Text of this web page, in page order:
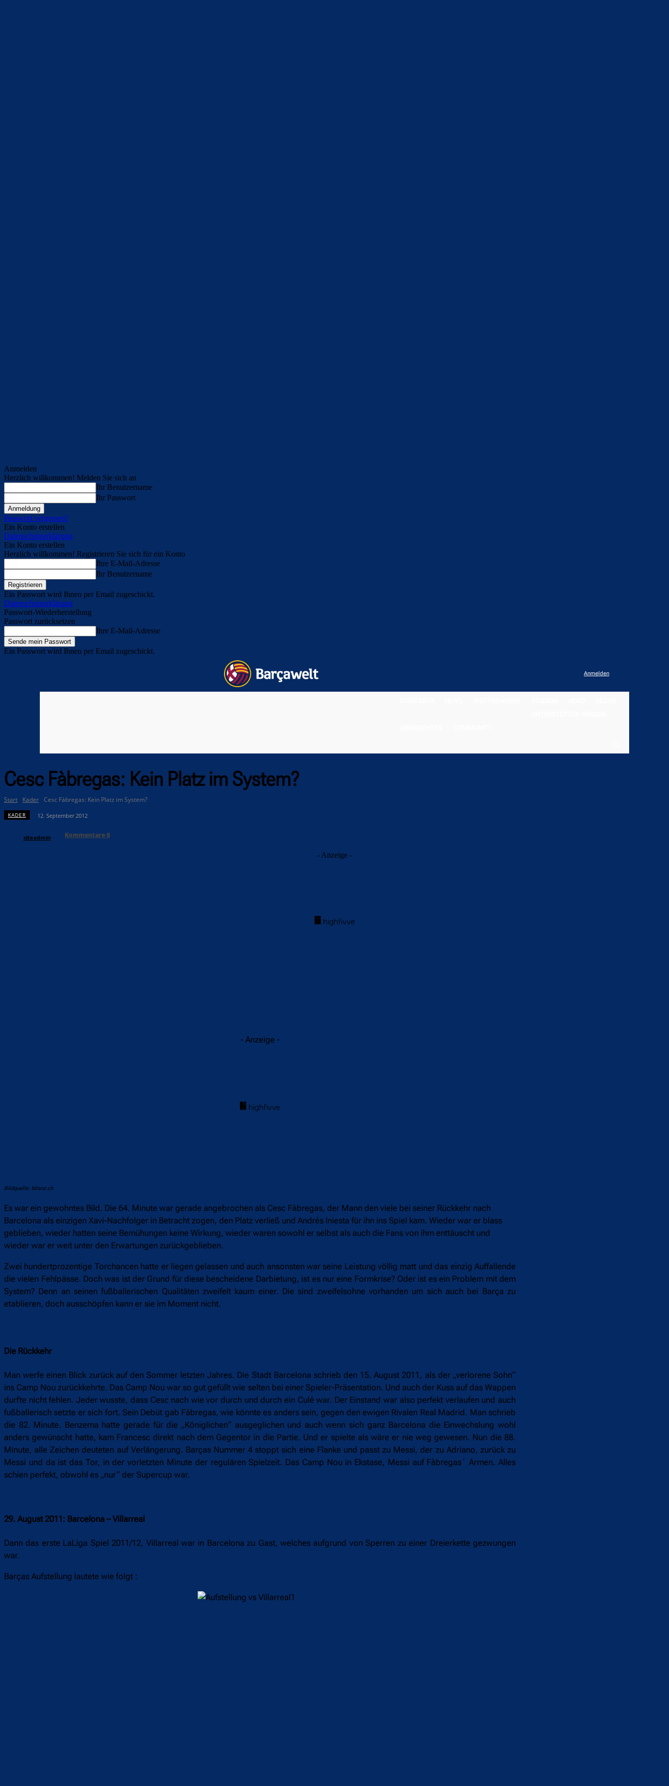
Anmelden
Herzlich willkommen! Melden Sie sich an
Ihr Benutzername
Ihr Passwort
Passwort vergessen?
Ein Konto erstellen
Datenschutzerklärung
Ein Konto erstellen
Herzlich willkommen! Registrieren Sie sich für ein Konto
Ihre E-Mail-Adresse
Ihr Benutzername
Ein Passwort wird Ihnen per Email zugeschickt.
Datenschutzerklärung
Passwort-Wiederherstellung
Passwort zurücksetzen
Ihre E-Mail-Adresse
Ein Passwort wird Ihnen per Email zugeschickt.
Anmelden
Cesc Fàbregas: Kein Platz im System?
Start Kader Cesc Fàbregas: Kein Platz im System?
KADER 12. September 2012
siteadmin Kommentare0
- Anzeige -
- Anzeige -
Bildquelle: bilanz.ch
Es war ein gewohntes Bild. Die 64. Minute war gerade angebrochen als Cesc Fàbregas, der Mann den viele bei seiner Rückkehr nach
Barcelona als einzigen Xavi-Nachfolger in Betracht zogen, den Platz verließ und Andrés Iniesta für ihn ins Spiel kam. Wieder war er blass
geblieben, wieder hatten seine Bemühungen keine Wirkung, wieder waren sowohl er selbst als auch die Fans von ihm enttäuscht und
wieder war er weit unter den Erwartungen zurückgeblieben.
Zwei hundertprozentige Torchancen hatte er liegen gelassen und auch ansonsten war seine Leistung völlig matt und das einzig Auffallende
die vielen Fehlpässe. Doch was ist der Grund für diese bescheidene Darbietung, ist es nur eine Formkrise? Oder ist es ein Problem mit dem
System? Denn an seinen fußballerischen Qualitäten zweifelt kaum einer. Die sind zweifelsohne vorhanden um sich auch bei Barça zu
etablieren, doch ausschöpfen kann er sie im Moment nicht.
Die Rückkehr
Man werfe einen Blick zurück auf den Sommer letzten Jahres. Die Stadt Barcelona schrieb den 15. August 2011, als der „verlorene Sohn“
ins Camp Nou zurückkehrte. Das Camp Nou war so gut gefüllt wie selten bei einer Spieler-Präsentation. Und auch der Kuss auf das Wappen
durfte nicht fehlen. Jeder wusste, dass Cesc nach wie vor durch und durch ein Culé war. Der Einstand war also perfekt verlaufen und auch
fußballerisch setzte er sich fort. Sein Debüt gab Fàbregas, wie könnte es anders sein, gegen den ewigen Rivalen Real Madrid. Man schrieb
die 82. Minute. Benzema hatte gerade für die „Königlichen“ ausgeglichen und auch wenn sich ganz Barcelona die Einwechslung wohl
anders gewünscht hatte, kam Francesc direkt nach dem Gegentor in die Partie. Und er spielte als wäre er nie weg gewesen. Nun die 88.
Minute, alle Zeichen deuteten auf Verlängerung. Barças Nummer 4 stoppt sich eine Flanke und passt zu Messi, der zu Adriano, zurück zu
Messi und da ist das Tor, in der vorletzten Minute der regulären Spielzeit. Das Camp Nou in Ekstase, Messi auf Fàbregas´ Armen. Alles
schien perfekt, obwohl es „nur“ der Supercup war.
29. August 2011: Barcelona – Villarreal
Dann das erste LaLiga Spiel 2011/12, Villarreal war in Barcelona zu Gast, welches aufgrund von Sperren zu einer Dreierkette gezwungen
war.
Barças Aufstellung lautete wie folgt :